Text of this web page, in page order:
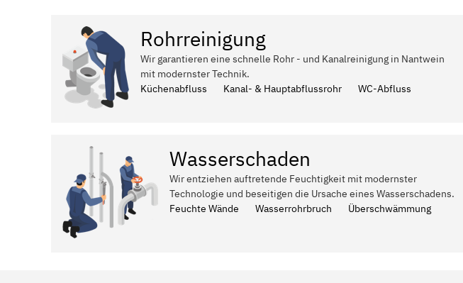
Rohrreinigung
Wir garantieren eine schnelle Rohr - und Kanalreinigung in Nantwein
mit modernster Technik.
Küchenabfluss
Kanal- & Hauptabflussrohr WC-Abfluss
Wasserschaden
Wir entziehen auftretende Feuchtigkeit mit modernster
Technologie und beseitigen die Ursache eines Wasserschadens.
Feuchte Wände
Wasserrohrbruch Überschwämmung